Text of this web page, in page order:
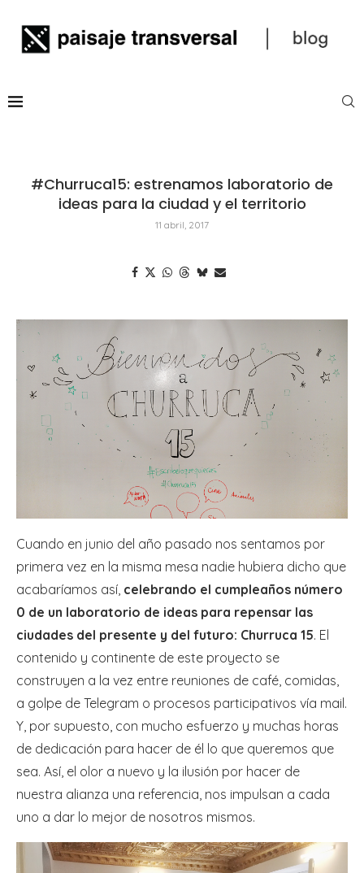
#Churruca15: estrenamos laboratorio de
ideas para la ciudad y el territorio
11 abril, 2017
Cuando en junio del año pasado nos sentamos por
primera vez en la misma mesa nadie hubiera dicho que
acabaríamos así, celebrando el cumpleaños número
0 de un laboratorio de ideas para repensar las
ciudades del presente y del futuro: Churruca 15. El
contenido y continente de este proyecto se
construyen a la vez entre reuniones de café, comidas,
a golpe de Telegram o procesos participativos vía mail.
Y, por supuesto, con mucho esfuerzo y muchas horas
de dedicación para hacer de él lo que queremos que
sea. Así, el olor a nuevo y la ilusión por hacer de
nuestra alianza una referencia, nos impulsan a cada
uno a dar lo mejor de nosotros mismos.